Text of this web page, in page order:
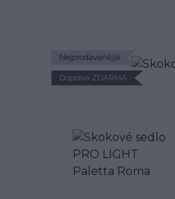
Nejprodávanější
Doprava ZDARMA